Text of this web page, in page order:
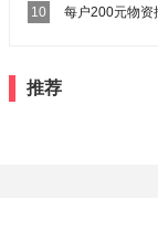
10 每户200元物资
推荐